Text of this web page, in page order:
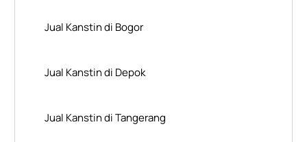
Jual Kanstin di Bogor
Jual Kanstin di Depok
Jual Kanstin di Tangerang